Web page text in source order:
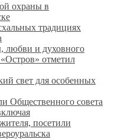
охраны в
традициях
любви и духовного
отметил
свет для особенных
Общественного совета
посетили